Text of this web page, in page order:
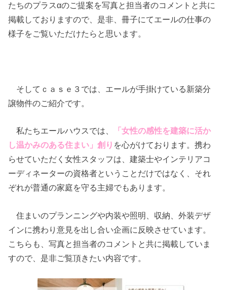
たちのプラスαのご提案を写真と担当者のコメントと共に
掲載しておりますので、是非、冊子にてエールの仕事の
様子をご覧いただけたらと思います。
そしてｃａｓｅ３では、エールが手掛けている新築分
譲物件のご紹介です。
私たちエールハウスでは、
「女性の感性を建築に活か
し温かみのある住まい」創り を心がけております。携わ
らせていただく女性スタッフは、建築士やインテリアコ
ーディネーターの資格者ということだけではなく、それ
ぞれが普通の家庭を守る主婦でもあります。
住まいのプランニングや内装や照明、収納、外装デザ
インに携わり意見を出し合い企画に反映させています。
こちらも、写真と担当者のコメントと共に掲載していま
すので、是非ご覧頂きたい内容です。